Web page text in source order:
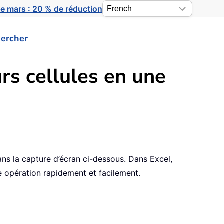
mars : 20 % de réduction
cellules en une
la capture d’écran ci-dessous. Dans Excel,
opération rapidement et facilement.